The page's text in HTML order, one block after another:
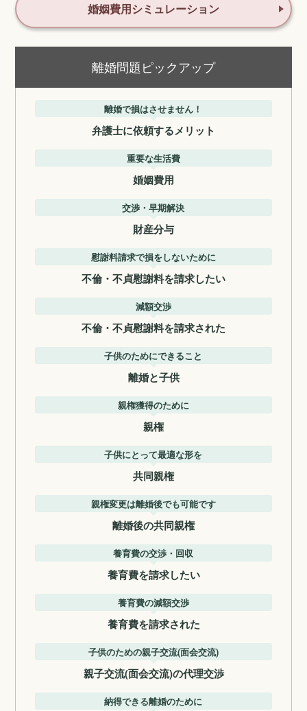
婚姻費用シミュレーション
離婚問題ピックアップ
離婚で損はさせません！
弁護士に依頼するメリット
重要な生活費
婚姻費用
交渉・早期解決
財産分与
慰謝料請求で損をしないために
不倫・不貞慰謝料を請求したい
減額交渉
不倫・不貞慰謝料を請求された
子供のためにできること
離婚と子供
親権獲得のために
親権
子供にとって最適な形を
共同親権
親権変更は離婚後でも可能です
離婚後の共同親権
養育費の交渉・回収
養育費を請求したい
養育費の減額交渉
養育費を請求された
子供のための親子交流(面会交流)
親子交流(面会交流)の代理交渉
納得できる離婚のために